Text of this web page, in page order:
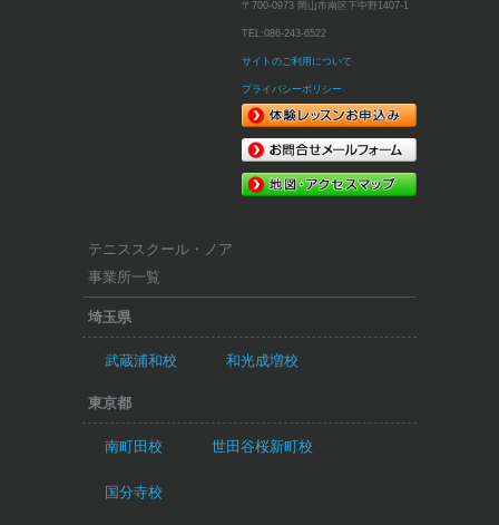
〒700-0973 岡山市南区下中野1407-1
TEL:086-243-6522
サイトのご利用について
プライバシーポリシー
テニススクール・ノア
事業所一覧
埼玉県
武蔵浦和校 和光成増校
東京都
南町田校 世田谷桜新町校
国分寺校